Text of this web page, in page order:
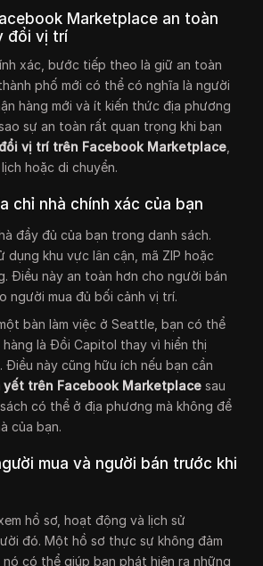
Marketplace an toàn
đổi vị trí
xác, bước tiếp theo là giữ an toàn
phố mới có thể có nghĩa là người
hàng mới và ít kiến thức địa phương
sự an toàn rất quan trọng khi bạn
vị trí trên Facebook Marketplace
hoặc di chuyển.
chỉ nhà chính xác của bạn
đầy đủ của bạn trong danh sách.
dụng khu vực lân cận, mã ZIP hoặc
Điều này an toàn hơn cho người bán
người mua đủ bối cảnh vị trí.
bàn làm việc ở Seattle, bạn có thể
hàng là Đồi Capitol thay vì hiển thị
Điều này cũng hữu ích nếu bạn cần
trên Facebook Marketplace sau
có thể ở địa phương mà không để
của bạn.
mua và người bán trước khi
hồ sơ, hoạt động và lịch sử
đó. Một hồ sơ thực sự không đảm
có thể giúp bạn phát hiện ra những